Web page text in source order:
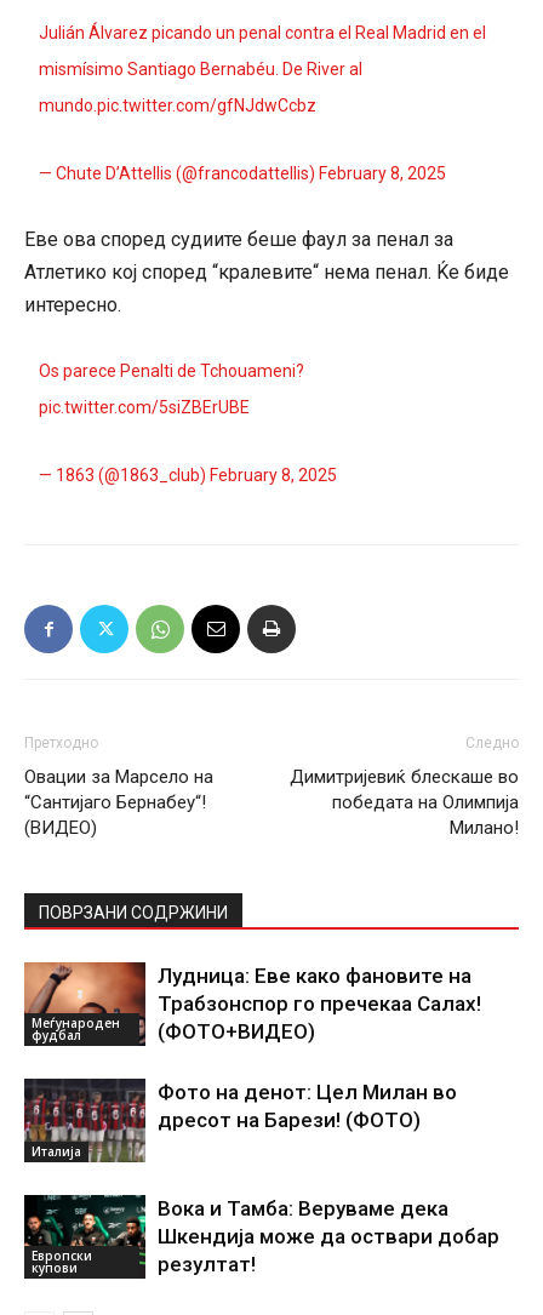
Julián Álvarez picando un penal contra el Real Madrid en el
mismísimo Santiago Bernabéu. De River al
mundo.pic.twitter.com/gfNJdwCcbz
— Chute D’Attellis (@francodattellis) February 8, 2025
Еве ова според судиите беше фаул за пенал за
Атлетико кој според “кралевите“ нема пенал. Ќе биде
интересно.
Os parece Penalti de Tchouameni?
pic.twitter.com/5siZBErUBE
— 1863 (@1863_club) February 8, 2025
Претходно
Овации за Марсело на
“Сантијаго Бернабеу“!
(ВИДЕО)
Следно
Димитријевиќ блескаше во
победата на Олимпија
Милано!
ПОВРЗАНИ СОДРЖИНИ
Меѓународен
фудбал
Лудница: Еве како фановите на
Трабзонспор го пречекаа Салах!
(ФОТО+ВИДЕО)
Италија
Фото на денот: Цел Милан во
дресот на Барези! (ФОТО)
Европски
купови
Вока и Тамба: Веруваме дека
Шкендија може да оствари добар
резултат!